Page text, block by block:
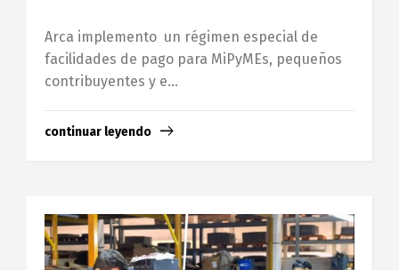
Arca implemento un régimen especial de
facilidades de pago para MiPyMEs, pequeños
contribuyentes y e...
continuar leyendo